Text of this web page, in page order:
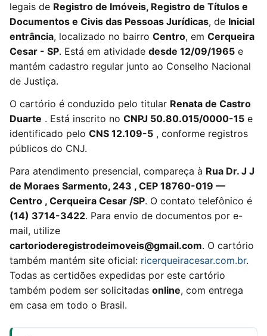
legais de Registro de Imóveis, Registro de Títulos e
Documentos e Civis das Pessoas Jurídicas, de Inicial
entrância, localizado no bairro Centro, em Cerqueira
Cesar - SP. Está em atividade desde 12/09/1965 e
mantém cadastro regular junto ao Conselho Nacional
de Justiça.
O cartório é conduzido pelo titular Renata de Castro
Duarte . Está inscrito no CNPJ 50.80.015/0000-15 e
identificado pelo CNS 12.109-5 , conforme registros
públicos do CNJ.
Para atendimento presencial, compareça à Rua Dr. J J
de Moraes Sarmento, 243 , CEP 18760-019 —
Centro , Cerqueira Cesar /SP. O contato telefônico é
(14) 3714-3422. Para envio de documentos por e-
mail, utilize
cartorioderegistrodeimoveis@gmail.com. O cartório
também mantém site oficial: ricerqueiracesar.com.br.
Todas as certidões expedidas por este cartório
também podem ser solicitadas online, com entrega
em casa em todo o Brasil.